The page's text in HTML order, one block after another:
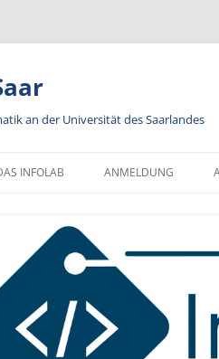
an der Universität des Saarlandes
INFOLAB ANMELDUNG
INFORMATIONEN ZUR
ANMELDUNG
ANMELDUNG FÜR